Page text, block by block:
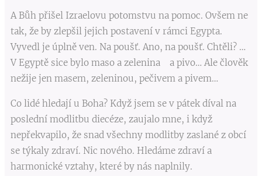
A Bůh přišel Izraelovu potomstvu na pomoc. Ovšem ne
tak, že by zlepšil jejich postavení v rámci Egypta.
Vyvedl je úplně ven. Na poušť. Ano, na poušť. Chtěli? …
V Egyptě sice bylo maso a zelenina a pivo… Ale člověk
nežije jen masem, zeleninou, pečivem a pivem…
Co lidé hledají u Boha? Když jsem se v pátek díval na
poslední modlitbu diecéze, zaujalo mne, i když
nepřekvapilo, že snad všechny modlitby zaslané z obcí
se týkaly zdraví. Nic nového. Hledáme zdraví a
harmonické vztahy, které by nás naplnily.